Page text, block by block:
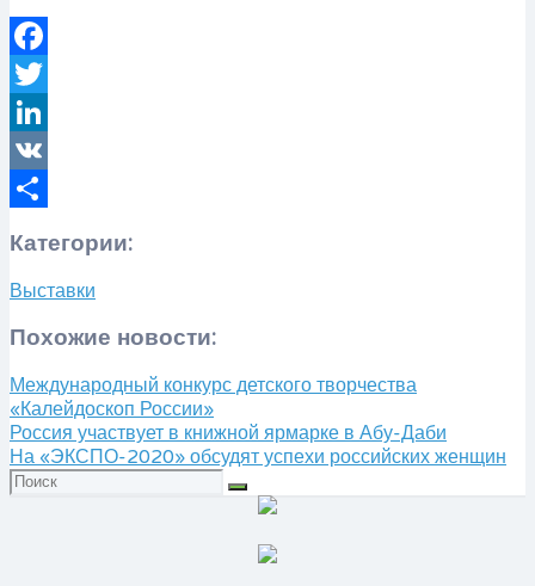
Facebook
Twitter
LinkedIn
VK
Категории:
Выставки
Похожие новости:
Международный конкурс детского творчества
«Калейдоскоп России»
​Россия участвует в книжной ярмарке в Абу-Даби
На «ЭКСПО-2020» обсудят успехи российских женщин
Искать: